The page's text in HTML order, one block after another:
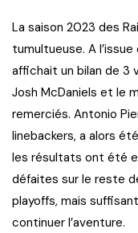
La saison 2023 des
tumultueuse. A l’issue
affichait un bilan de 3
Josh McDaniels et le
remerciés. Antonio
linebackers, a alors
les résultats ont été
défaites sur le reste
playoffs, mais
continuer l’aventure.